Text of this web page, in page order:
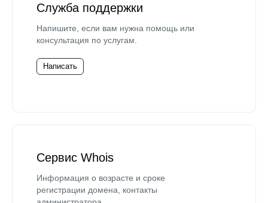
Служба поддержки
Напишите, если вам нужна помощь или
консультация по услугам.
Написать
Сервис Whois
Информация о возрасте и сроке
регистрации домена, контакты